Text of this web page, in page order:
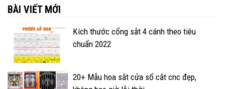
BÀI VIẾT MỚI
Kích thước cổng sắt 4 cánh theo tiêu
chuẩn 2022
20+ Mẫu hoa sắt cửa sổ cắt cnc đẹp,